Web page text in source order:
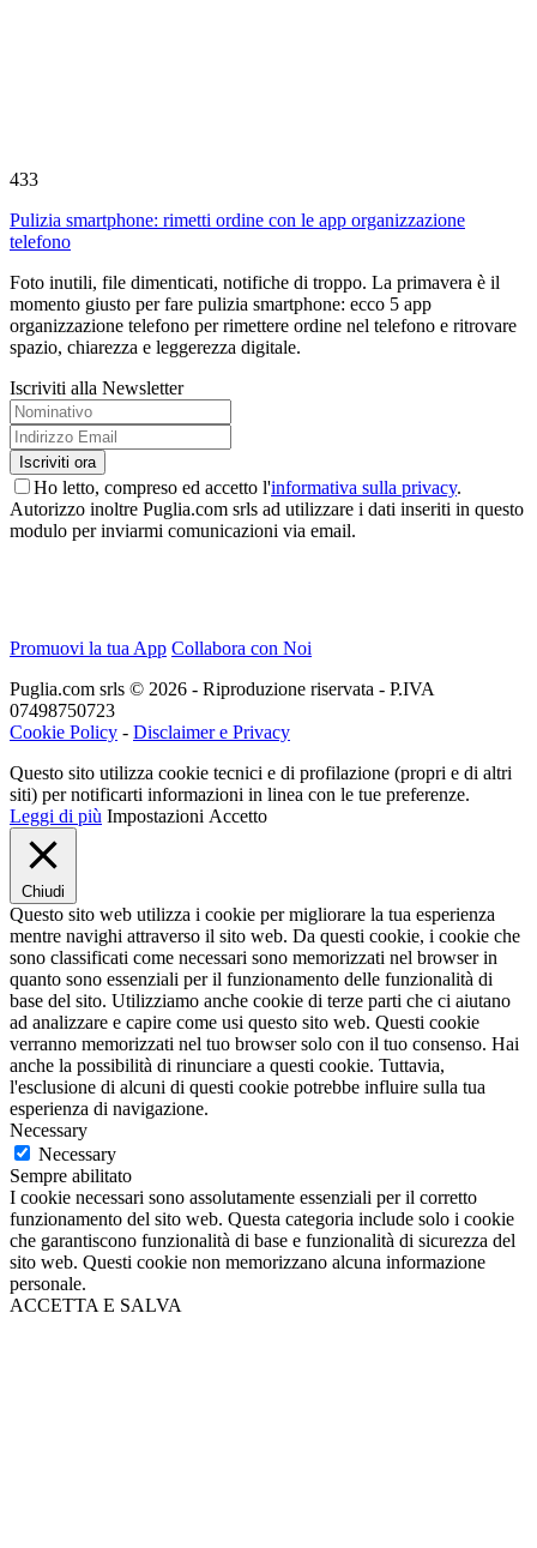
433
Pulizia smartphone: rimetti ordine con le app organizzazione
telefono
Foto inutili, file dimenticati, notifiche di troppo. La primavera è il
momento giusto per fare pulizia smartphone: ecco 5 app
organizzazione telefono per rimettere ordine nel telefono e ritrovare
spazio, chiarezza e leggerezza digitale.
Iscriviti alla Newsletter
Ho letto, compreso ed accetto l'informativa sulla privacy.
Autorizzo inoltre Puglia.com srls ad utilizzare i dati inseriti in questo
modulo per inviarmi comunicazioni via email.
Promuovi la tua App Collabora con Noi
Puglia.com srls © 2026 - Riproduzione riservata - P.IVA
07498750723
Cookie Policy - Disclaimer e Privacy
Questo sito utilizza cookie tecnici e di profilazione (propri e di altri
siti) per notificarti informazioni in linea con le tue preferenze.
Leggi di più Impostazioni Accetto
Chiudi
Questo sito web utilizza i cookie per migliorare la tua esperienza
mentre navighi attraverso il sito web. Da questi cookie, i cookie che
sono classificati come necessari sono memorizzati nel browser in
quanto sono essenziali per il funzionamento delle funzionalità di
base del sito. Utilizziamo anche cookie di terze parti che ci aiutano
ad analizzare e capire come usi questo sito web. Questi cookie
verranno memorizzati nel tuo browser solo con il tuo consenso. Hai
anche la possibilità di rinunciare a questi cookie. Tuttavia,
l'esclusione di alcuni di questi cookie potrebbe influire sulla tua
esperienza di navigazione.
Necessary
Necessary
Sempre abilitato
I cookie necessari sono assolutamente essenziali per il corretto
funzionamento del sito web. Questa categoria include solo i cookie
che garantiscono funzionalità di base e funzionalità di sicurezza del
sito web. Questi cookie non memorizzano alcuna informazione
personale.
ACCETTA E SALVA